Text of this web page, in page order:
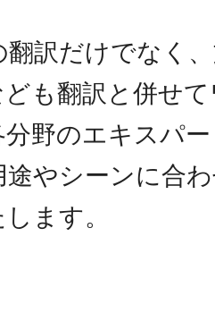
翻訳だけでなく
ども翻訳と併せ
野のエキスパ
途やシーンに合
ます。